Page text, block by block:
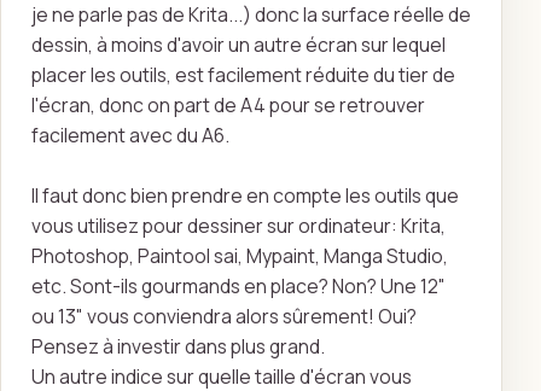
je ne parle pas de Krita...) donc la surface réelle de
dessin, à moins d'avoir un autre écran sur lequel
placer les outils, est facilement réduite du tier de
l'écran, donc on part de A4 pour se retrouver
facilement avec du A6.
Il faut donc bien prendre en compte les outils que
vous utilisez pour dessiner sur ordinateur: Krita,
Photoshop, Paintool sai, Mypaint, Manga Studio,
etc. Sont-ils gourmands en place? Non? Une 12"
ou 13" vous conviendra alors sûrement! Oui?
Pensez à investir dans plus grand.
Un autre indice sur quelle taille d'écran vous